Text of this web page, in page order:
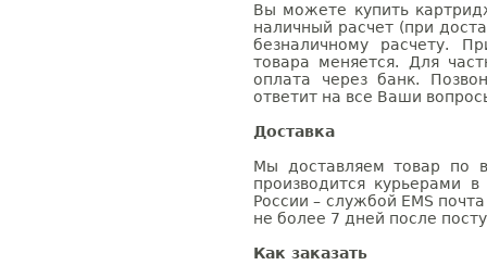
Вы можете купить
наличный расчет (при
безналичному расчету.
товара меняется. Для
оплата через банк.
ответит на все Ваши
Доставка
Мы доставляем товар по
производится курьерами
России – службой EMS
не более 7 дней после
Как заказать